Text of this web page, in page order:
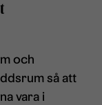
och
så att
vara i